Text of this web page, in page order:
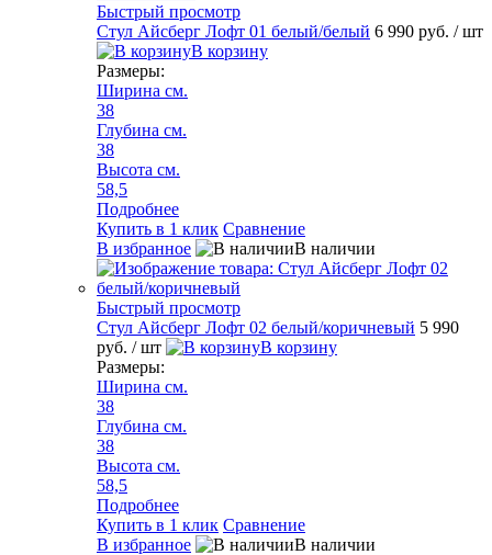
Быстрый просмотр
Стул Айсберг Лофт 01 белый/белый 6 990 руб. / шт
В корзину
Размеры:
Ширина см.
38
Глубина см.
38
Высота см.
58,5
Подробнее
Купить в 1 клик Сравнение
В избранное
В наличии
Быстрый просмотр
Стул Айсберг Лофт 02 белый/коричневый 5 990
руб. / шт
В корзину
Размеры:
Ширина см.
38
Глубина см.
38
Высота см.
58,5
Подробнее
Купить в 1 клик Сравнение
В избранное
В наличии